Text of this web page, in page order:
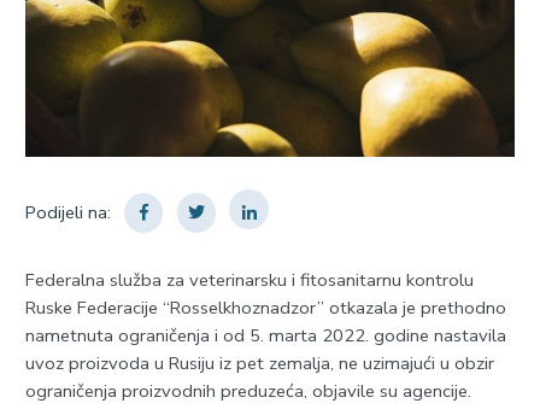
Podijeli na:
Federalna služba za veterinarsku i fitosanitarnu kontrolu
Ruske Federacije “Rosselkhoznadzor” otkazala je prethodno
nametnuta ograničenja i od 5. marta 2022. godine nastavila
uvoz proizvoda u Rusiju iz pet zemalja, ne uzimajući u obzir
ograničenja proizvodnih preduzeća, objavile su agencije.